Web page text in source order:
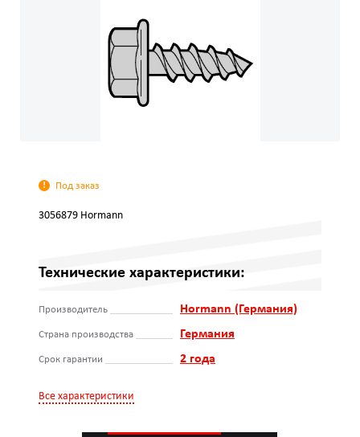
Под заказ
3056879 Hormann
Технические характеристики:
Производитель Hormann (Германия)
Страна производства Германия
Срок гарантии 2 года
Все характеристики